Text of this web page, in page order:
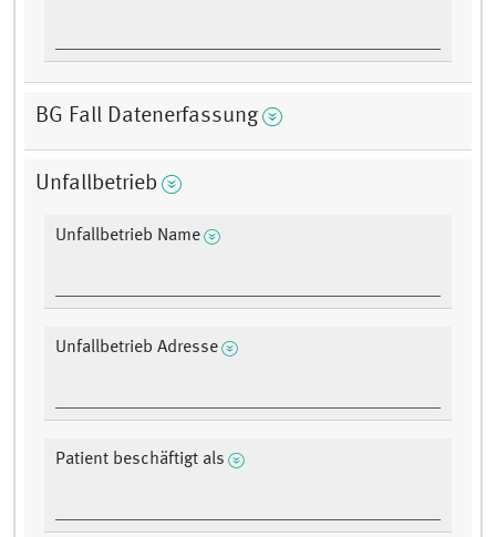
BG Fall Datenerfassung
Unfallbetrieb
Unfallbetrieb Name
Unfallbetrieb Adresse
Patient beschäftigt als